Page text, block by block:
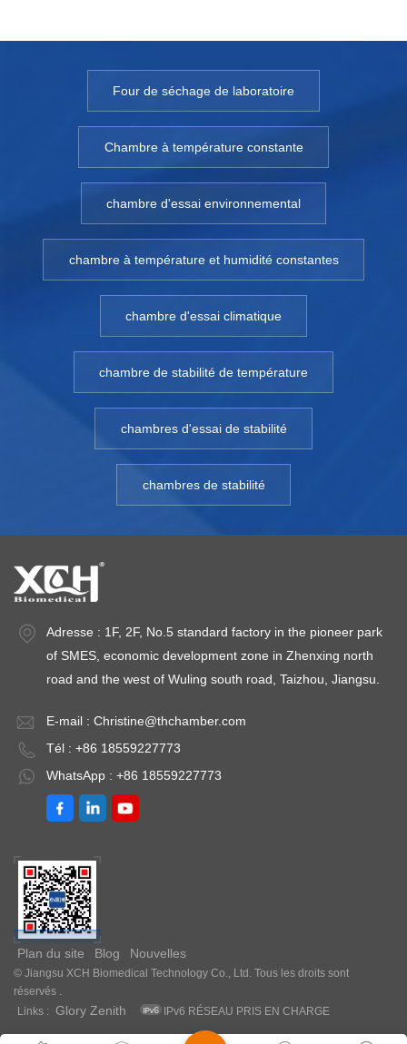
Four de séchage de laboratoire
Chambre à température constante
chambre d'essai environnemental
chambre à température et humidité constantes
chambre d'essai climatique
chambre de stabilité de température
chambres d'essai de stabilité
chambres de stabilité
Adresse : 1F, 2F, No.5 standard factory in the pioneer park
of SMES, economic development zone in Zhenxing north
road and the west of Wuling south road, Taizhou, Jiangsu.
E-mail : Christine@thchamber.com
Tél : +86 18559227773
WhatsApp : +86 18559227773
Plan du site Blog Nouvelles
© Jiangsu XCH Biomedical Technology Co., Ltd. Tous les droits sont
réservés .
Links :
Glory Zenith IPv6 RÉSEAU PRIS EN CHARGE